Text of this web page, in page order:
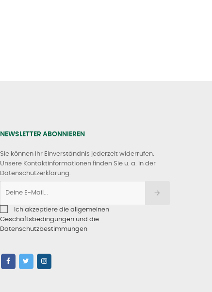
NEWSLETTER ABONNIEREN
Sie können Ihr Einverständnis jederzeit widerrufen.
Unsere Kontaktinformationen finden Sie u. a. in der
Datenschutzerklärung.
Ich akzeptiere die allgemeinen
Geschäftsbedingungen und die
Datenschutzbestimmungen